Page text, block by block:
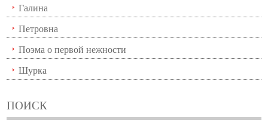
Галина
Петровна
Поэма о первой нежности
Шурка
ПОИСК